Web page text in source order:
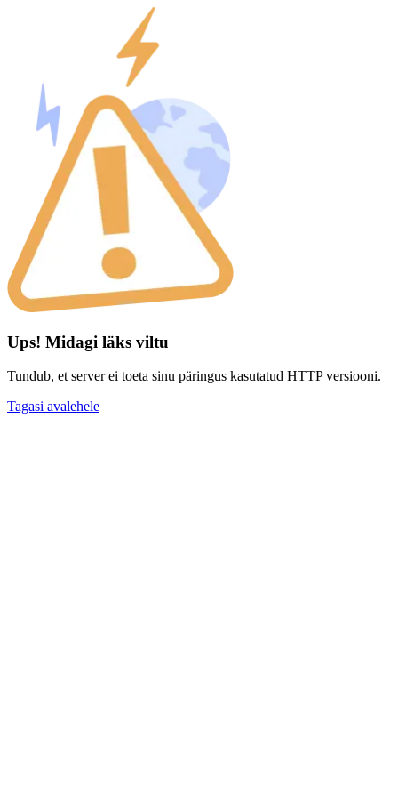
Ups! Midagi läks viltu
Tundub, et server ei toeta sinu päringus kasutatud HTTP versiooni.
Tagasi avalehele